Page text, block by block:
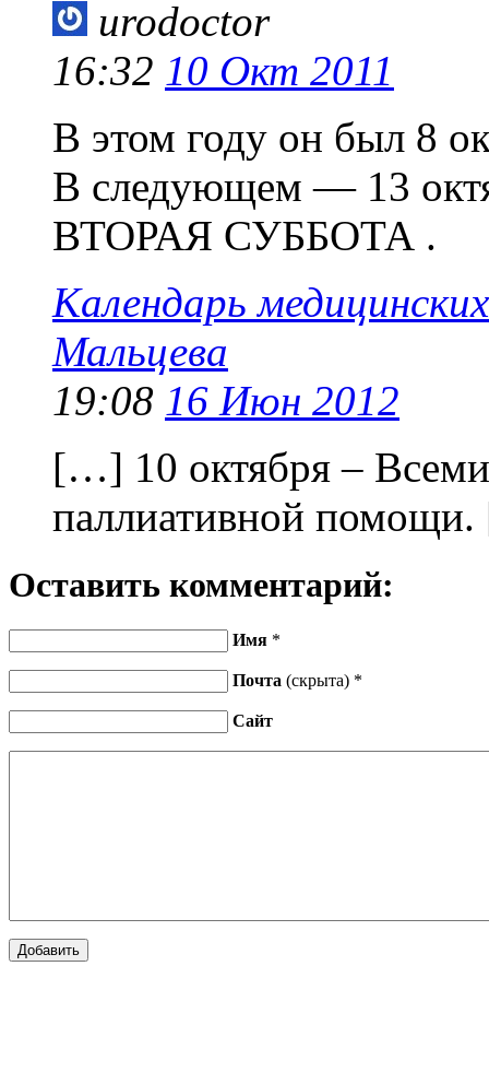
urodoctor
16:32 10 Окт 2011
В этом году он был 8
В следующем — 13
ВТОРАЯ СУББОТА .
Календарь
Мальцева
19:08 16 Июн 2012
[…] 10 октября –
паллиативной
Оставить комментарий:
Имя *
Почта (скрыта) *
Сайт